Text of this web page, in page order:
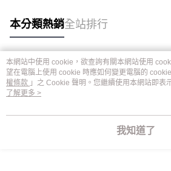
本分類熱銷全站排行
熱門標籤
本網站中使用 cookie，欲查詢有關本網站使用
望在電腦上使用 cookie 時應如何變更電腦的
權條款 」之 Cookie 聲明。您繼續使用本網站即表
用條款之 Cookie 聲明使用 cookie。
了解更多 >
我知道了